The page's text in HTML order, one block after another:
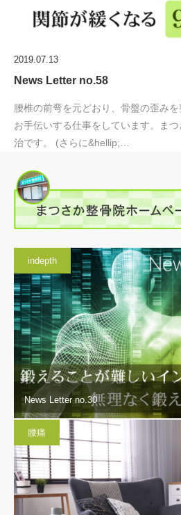
2019.07.13
News Letter no.58
腰椎の前弯を元どおり、骨盤の歪み
お手伝いする仕事をしています。
治です。 (さらに&hellip;…
indepth
News Letter no.30
腰痛